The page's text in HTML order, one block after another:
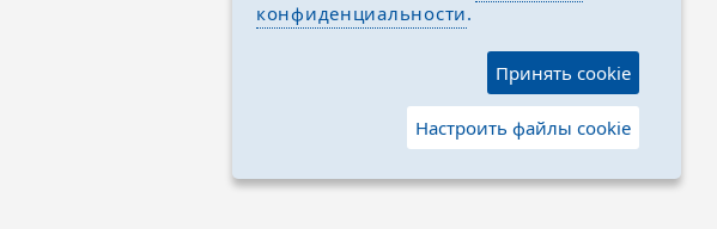
конфиденциальности.
Принять cookie
Настроить файлы cookie